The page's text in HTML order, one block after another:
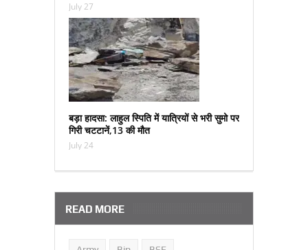
July 27
बड़ा हादसा: लाहुल स्पिति में यात्रियों से भरी सुमो पर
गिरी चटटानें,13 की मौत
July 24
READ MORE